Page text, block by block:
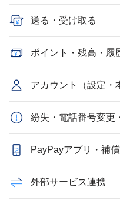
送る・受け取る
ポイント・残高・履
アカウント（設定・
紛失・電話番号変更
PayPayアプリ・補償
外部サービス連携